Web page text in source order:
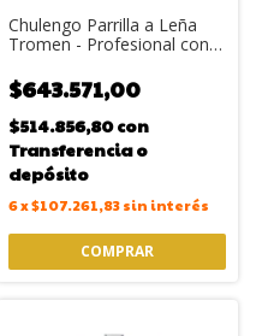
Chulengo Parrilla a Leña
Tromen - Profesional con
$643.571,00
$514.856,80con
Transferencia o
depósito
6x$107.261,83 sin interés